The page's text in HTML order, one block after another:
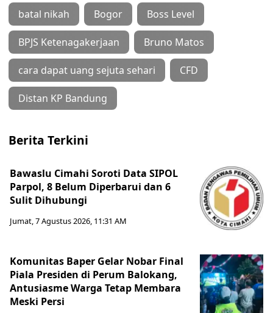
batal nikah Bogor Boss Level
BPJS Ketenagakerjaan Bruno Matos
cara dapat uang sejuta sehari CFD
Distan KP Bandung
Berita Terkini
Bawaslu Cimahi Soroti Data SIPOL
Parpol, 8 Belum Diperbarui dan 6
Sulit Dihubungi
Jumat, 7 Agustus 2026, 11:31 AM
Komunitas Baper Gelar Nobar Final
Piala Presiden di Perum Balokang,
Antusiasme Warga Tetap Membara
Meski Persi